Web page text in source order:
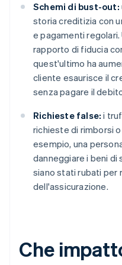
Schemi di bust-out:
storia creditizia con
e pagamenti
rapporto di fiducia
quest'ultimo ha
cliente esaurisce il
senza pagare il
Richieste false: i
richieste di rimborsi
esempio, una
danneggiare i beni
siano stati rubati per
dell'assicurazione.
Che